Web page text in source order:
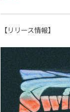
【リリース情報】